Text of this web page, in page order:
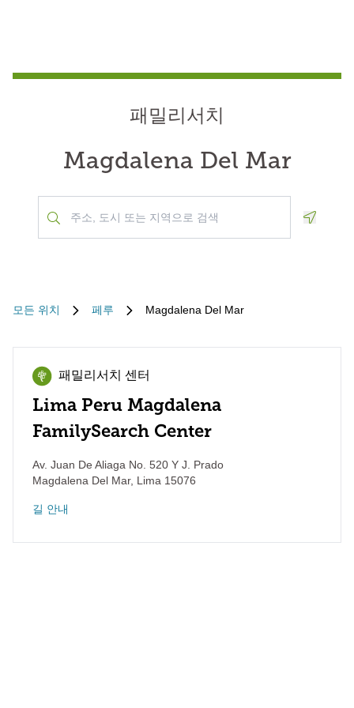
패밀리서치
Magdalena Del Mar
모든 위치 페루 Magdalena Del Mar
패밀리서치 센터
Lima Peru Magdalena
FamilySearch Center
Av. Juan De Aliaga No. 520 Y J. Prado
Magdalena Del Mar, Lima 15076
길 안내